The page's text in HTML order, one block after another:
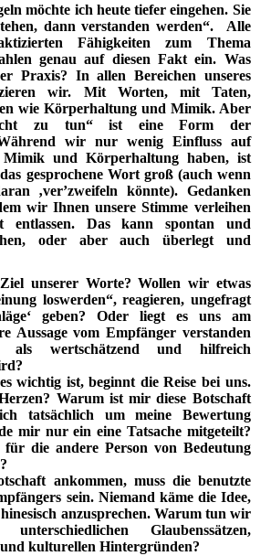
möchte ich heute tiefer eingehen. Sie
dann verstanden werden“. Alle
Fähigkeiten zum Thema
genau auf diesen Fakt ein. Was
Praxis? In allen Bereichen unseres
wir. Mit Worten, mit Taten,
wie Körperhaltung und Mimik. Aber
zu tun“ ist eine Form der
wir nur wenig Einfluss auf
Mimik und Körperhaltung haben, ist
gesprochene Wort groß (auch wenn
‚ver’zweifeln könnte). Gedanken
wir Ihnen unsere Stimme verleihen
Das kann spontan und
oder aber auch überlegt und
unserer Worte? Wollen wir etwas
loswerden“, reagieren, ungefragt
geben? Oder liegt es uns am
Aussage vom Empfänger verstanden
wertschätzend und hilfreich
wichtig ist, beginnt die Reise bei uns.
Warum ist mir diese Botschaft
tatsächlich um meine Bewertung
mir nur ein eine Tatsache mitgeteilt?
die andere Person von Bedeutung
ankommen, muss die benutzte
sein. Niemand käme die Idee,
anzusprechen. Warum tun wir
Glaubenssätzen,
kulturellen Hintergründen?